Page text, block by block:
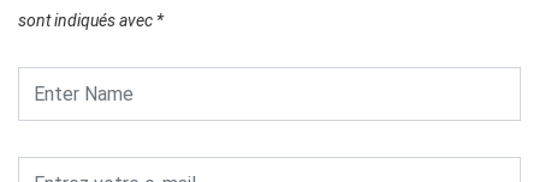
sont indiqués avec *